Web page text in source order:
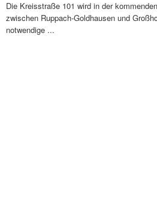
Die Kreisstraße 101 wird in der
zwischen Ruppach-Goldhausen und
notwendige ...